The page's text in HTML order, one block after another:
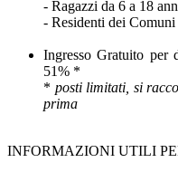
- Ragazzi da 6 a 18
- Residenti dei
Ingresso Gratuito per
51% *
* posti limitati, si
prima
INFORMAZIONI UTILI